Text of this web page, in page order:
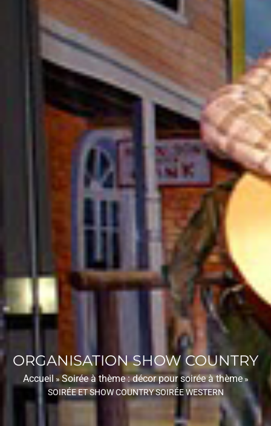
ORGANISATION SHOW COUNTRY
Accueil » Soirée à thème : décor pour soirée à thème»
SOIRÉE ET SHOW COUNTRY SOIRÉE WESTERN